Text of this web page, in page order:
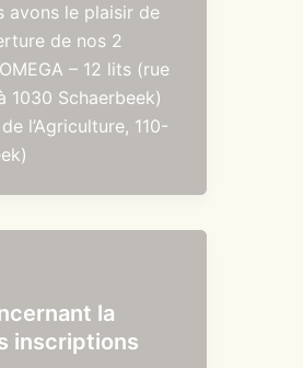
avons le plaisir de
de nos 2
– 12 lits (rue
1030 Schaerbeek)
l’Agriculture, 110-
la
inscriptions